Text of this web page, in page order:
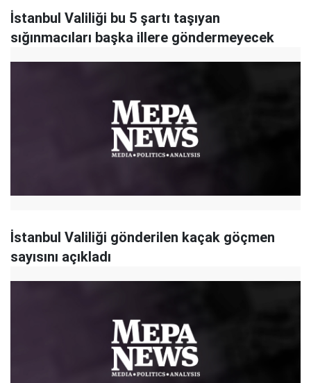
İstanbul Valiliği bu 5 şartı taşıyan
sığınmacıları başka illere göndermeyecek
İstanbul Valiliği gönderilen kaçak göçmen
sayısını açıkladı